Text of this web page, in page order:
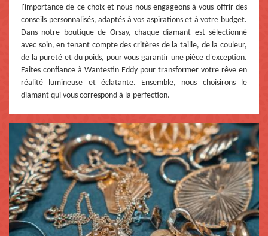
l'importance de ce choix et nous nous engageons à vous offrir des
conseils personnalisés, adaptés à vos aspirations et à votre budget.
Dans notre boutique de Orsay, chaque diamant est sélectionné
avec soin, en tenant compte des critères de la taille, de la couleur,
de la pureté et du poids, pour vous garantir une pièce d'exception.
Faites confiance à Wantestin Eddy pour transformer votre rêve en
réalité lumineuse et éclatante. Ensemble, nous choisirons le
diamant qui vous correspond à la perfection.